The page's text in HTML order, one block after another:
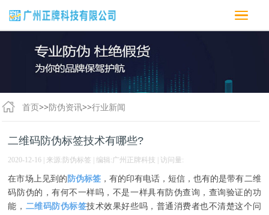
首页>>防伪资讯>>行业新闻
二维码防伪标签技术有哪些?
2020-12-16 | 来源:防伪标签 | 编辑:广州正牌科技 | 访问量:
在市场上见到的 防伪标签，有的印有电话，短信，也有的是带有二维
码防伪的，有何不一样吗，不是一样具有防伪查询，查询验证的功
能， 二维码防伪标签技术效果好些吗，普通消费者也不清楚这个问